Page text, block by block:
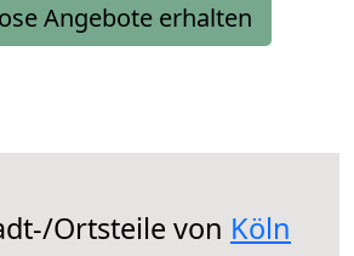
Angebote erhalten
Ortsteile von Köln